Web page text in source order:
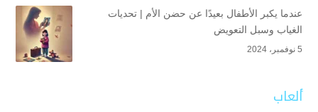
عندما يكبر الأطفال بعيدًا عن حضن الأم | تحديات
الغياب وسبل التعويض
5 نوفمبر، 2024
ألعاب